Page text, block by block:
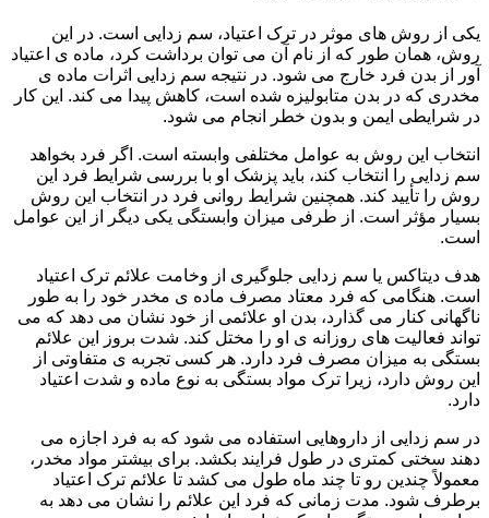
یکی از روش های موثر در ترک اعتیاد، سم زدایی است. در این
روش، همان طور که از نام آن می توان برداشت کرد، ماده ی اعتیاد
آور از بدن فرد خارج می شود. در نتیجه سم زدایی اثرات ماده ی
مخدری که در بدن متابولیزه شده است، کاهش پیدا می کند. این کار
در شرایطی ایمن و بدون خطر انجام می شود.
انتخاب این روش به عوامل مختلفی وابسته است. اگر فرد بخواهد
سم زدایی را انتخاب کند، باید پزشک او با بررسی شرایط فرد این
روش را تأیید کند. همچنین شرایط روانی فرد در انتخاب این روش
بسیار مؤثر است. از طرفی میزان وابستگی یکی دیگر از این عوامل
است.
هدف دیتاکس یا سم زدایی جلوگیری از وخامت علائم ترک اعتیاد
است. هنگامی که فرد معتاد مصرف ماده ی مخدر خود را به طور
ناگهانی کنار می گذارد، بدن او علائمی از خود نشان می دهد که می
تواند فعالیت های روزانه ی او را مختل کند. شدت بروز این علائم
بستگی به میزان مصرف فرد دارد. هر کسی تجربه ی متفاوتی از
این روش دارد، زیرا ترک مواد بستگی به نوع ماده و شدت اعتیاد
دارد.
در سم زدایی از داروهایی استفاده می شود که به فرد اجازه می
دهند سختی کمتری در طول فرایند بکشد. برای بیشتر مواد مخدر،
معمولاً چندین رو تا چند ماه طول می کشد تا علائم ترک اعتیاد
برطرف شود. مدت زمانی که فرد این علائم را نشان می دهد به